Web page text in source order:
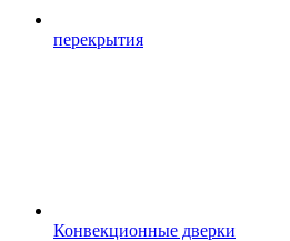
перекрытия
Конвекционные дверки